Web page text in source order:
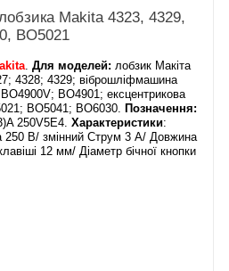
Makita 4323, 4329,
BO5021
Для моделей: лобзик Макіта
4328; 4329; віброшліфмашина
BO4901; ексцентрикова
BO5041; BO6030.
Позначення:
250V5E4.Характеристики:
250 В/ змінний Струм 3 А/ Довжина
12 мм/ Діаметр бічної кнопки